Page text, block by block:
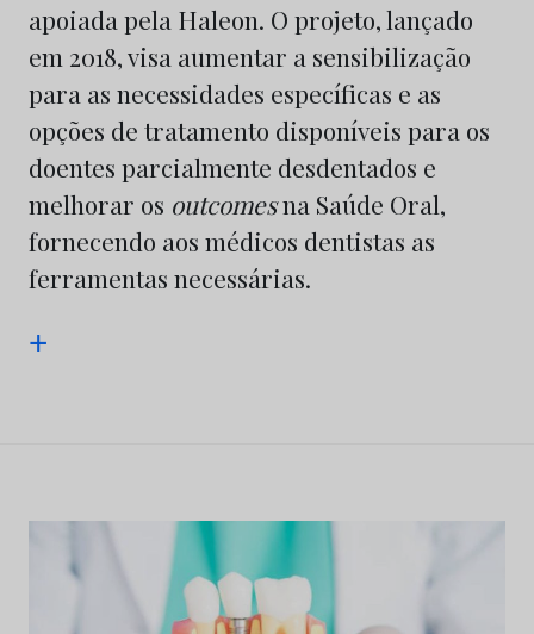
apoiada pela Haleon. O projeto, lançado
em 2018, visa aumentar a sensibilização
para as necessidades específicas e as
opções de tratamento disponíveis para os
doentes parcialmente desdentados e
melhorar os outcomesna Saúde Oral,
fornecendo aos médicos dentistas as
ferramentas necessárias.
+